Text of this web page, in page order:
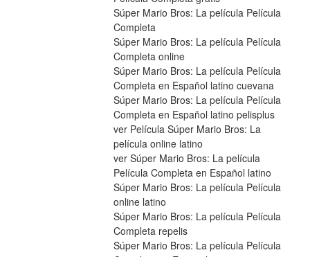
Súper Mario Bros: La película Película
Completa
Súper Mario Bros: La película Película
Completa online
Súper Mario Bros: La película Película
Completa en Español latino cuevana
Súper Mario Bros: La película Película
Completa en Español latino pelisplus
ver Película Súper Mario Bros: La
película online latino
ver Súper Mario Bros: La película
Película Completa en Español latino
Súper Mario Bros: La película Película
online latino
Súper Mario Bros: La película Película
Completa repelis
Súper Mario Bros: La película Película